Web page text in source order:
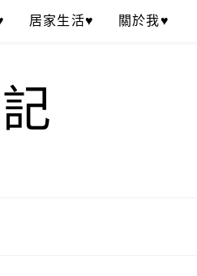
居家生活♥ 關於我♥